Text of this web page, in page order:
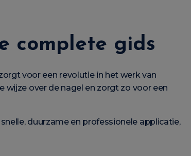
complete gids
voor een revolutie in het werk van
wijze over de nagel en zorgt zo voor een
duurzame en professionele applicatie,